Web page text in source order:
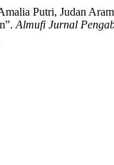
Putri, Judan
Almufi Jurnal